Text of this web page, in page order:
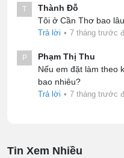
T
Thành Đỗ
Tôi ở Cần Thơ bao
Trả lời • 7 tháng trước
P
Phạm Thị Thu
Nếu em đặt làm theo
bao nhiêu?
Trả lời • 7 tháng trước
Tin Xem Nhiều